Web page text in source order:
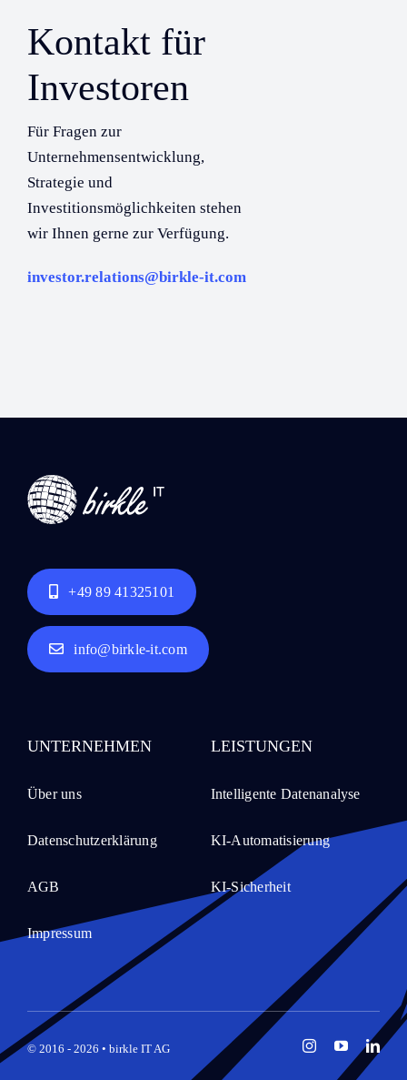
Kontakt für
Investoren
Für Fragen zur
Unternehmensentwicklung,
Strategie und
Investitionsmöglichkeiten stehen
wir Ihnen gerne zur Verfügung.
investor.relations@birkle-it.com
+49 89 41325101
info@birkle-it.com
UNTERNEHMEN
Über uns
Datenschutzerklärung
AGB
Impressum
LEISTUNGEN
Intelligente Datenanalyse
KI-Automatisierung
KI-Sicherheit
© 2016 - 2026 • birkle IT AG